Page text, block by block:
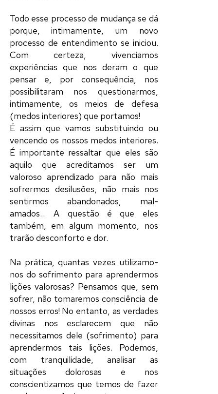
Todo esse processo de mudança se dá
porque, intimamente, um novo
processo de entendimento se iniciou.
Com certeza, vivenciamos
experiências que nos deram o que
pensar e, por consequência, nos
possibilitaram nos questionarmos,
intimamente, os meios de defesa
(medos interiores) que portamos!
É assim que vamos substituindo ou
vencendo os nossos medos interiores.
É importante ressaltar que eles são
aquilo que acreditamos ser um
valoroso aprendizado para não mais
sofrermos desilusões, não mais nos
sentirmos abandonados, mal-
amados... A questão é que eles
também, em algum momento, nos
trarão desconforto e dor.
Na prática, quantas vezes utilizamo-
nos do sofrimento para aprendermos
lições valorosas? Pensamos que, sem
sofrer, não tomaremos consciência de
nossos erros! No entanto, as verdades
divinas nos esclarecem que não
necessitamos dele (sofrimento) para
aprendermos tais lições. Podemos,
com tranquilidade, analisar as
situações dolorosas e nos
conscientizamos que temos de fazer